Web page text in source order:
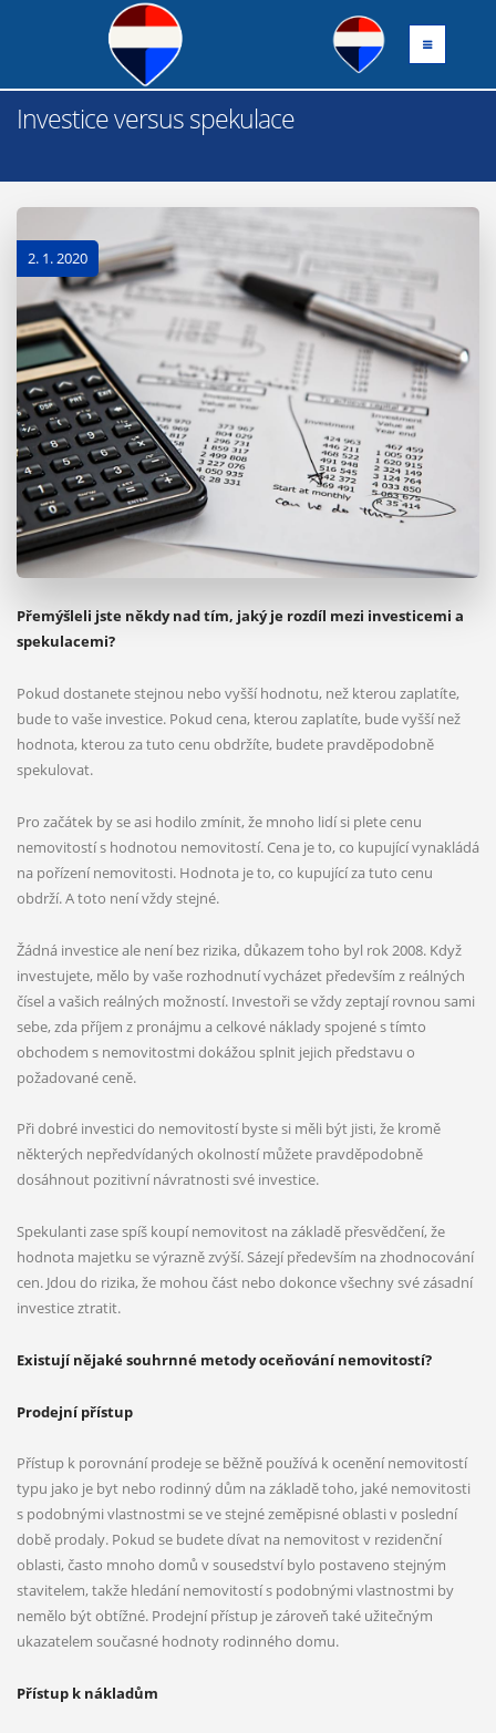
Investice versus spekulace
2. 1. 2020
Přemýšleli jste někdy nad tím, jaký je rozdíl mezi investicemi a
spekulacemi?
Pokud dostanete stejnou nebo vyšší hodnotu, než kterou zaplatíte,
bude to vaše investice. Pokud cena, kterou zaplatíte, bude vyšší než
hodnota, kterou za tuto cenu obdržíte, budete pravděpodobně
spekulovat.
Pro začátek by se asi hodilo zmínit, že mnoho lidí si plete cenu
nemovitostí s hodnotou nemovitostí. Cena je to, co kupující vynakládá
na pořízení nemovitosti. Hodnota je to, co kupující za tuto cenu
obdrží. A toto není vždy stejné.
Žádná investice ale není bez rizika, důkazem toho byl rok 2008. Když
investujete, mělo by vaše rozhodnutí vycházet především z reálných
čísel a vašich reálných možností. Investoři se vždy zeptají rovnou sami
sebe, zda příjem z pronájmu a celkové náklady spojené s tímto
obchodem s nemovitostmi dokážou splnit jejich představu o
požadované ceně.
Při dobré investici do nemovitostí byste si měli být jisti, že kromě
některých nepředvídaných okolností můžete pravděpodobně
dosáhnout pozitivní návratnosti své investice.
Spekulanti zase spíš koupí nemovitost na základě přesvědčení, že
hodnota majetku se výrazně zvýší. Sázejí především na zhodnocování
cen. Jdou do rizika, že mohou část nebo dokonce všechny své zásadní
investice ztratit.
Existují nějaké souhrnné metody oceňování nemovitostí?
Prodejní přístup
Přístup k porovnání prodeje se běžně používá k ocenění nemovitostí
typu jako je byt nebo rodinný dům na základě toho, jaké nemovitosti
s podobnými vlastnostmi se ve stejné zeměpisné oblasti v poslední
době prodaly. Pokud se budete dívat na nemovitost v rezidenční
oblasti, často mnoho domů v sousedství bylo postaveno stejným
stavitelem, takže hledání nemovitostí s podobnými vlastnostmi by
nemělo být obtížné. Prodejní přístup je zároveň také užitečným
ukazatelem současné hodnoty rodinného domu.
Přístup k nákladům